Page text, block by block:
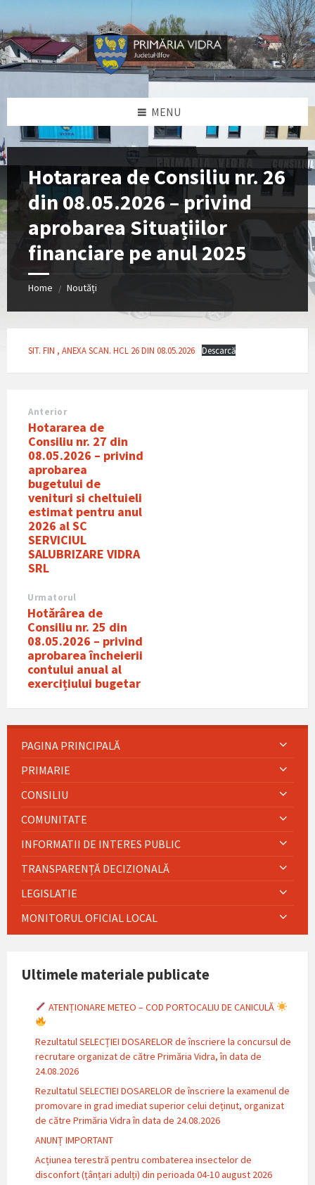
content
left
sidebar
right
sidebar
footer
MENU
Hotararea de Consiliu nr. 26
din 08.05.2026 – privind
aprobarea Situațiilor
financiare pe anul 2025
Home / Noutăți
SIT. FIN , ANEXA SCAN. HCL 26 DIN 08.05.2026 Descarcă
Anterior
Hotararea de
Consiliu nr. 27 din
08.05.2026 – privind
aprobarea
bugetului de
venituri si cheltuieli
estimat pentru anul
2026 al SC
SERVICIUL
SALUBRIZARE VIDRA
SRL
Urmatorul
Hotǎrârea de
Consiliu nr. 25 din
08.05.2026 – privind
aprobarea încheierii
contului anual al
exercițiului bugetar
PAGINA PRINCIPALĂ
PRIMARIE
CONSILIU
COMUNITATE
INFORMATII DE INTERES PUBLIC
TRANSPARENȚĂ DECIZIONALĂ
LEGISLATIE
MONITORUL OFICIAL LOCAL
Ultimele materiale publicate
ATENȚIONARE METEO – COD PORTOCALIU DE CANICULĂ
Rezultatul SELECȚIEI DOSARELOR de înscriere la concursul de
recrutare organizat de către Primăria Vidra, în data de
24.08.2026
Rezultatul SELECTIEI DOSARELOR de înscriere la examenul de
promovare in grad imediat superior celui deținut, organizat
de către Primăria Vidra în data de 24.08.2026
ANUNȚ IMPORTANT
Acțiunea terestră pentru combaterea insectelor de
disconfort (țânțari adulți) din perioada 04-10 august 2026